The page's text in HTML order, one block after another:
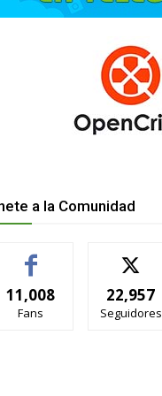
a la Comunidad
11,008
Fans
22,957
Seguidores